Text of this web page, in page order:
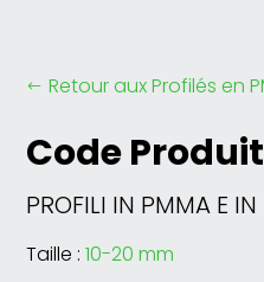
# Retour aux Profilés en
Code
PROFILI IN PMMA E
Taille :10-20 mm